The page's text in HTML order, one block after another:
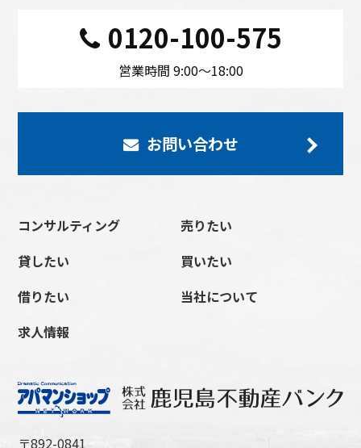
0120-100-575
営業時間 9:00〜18:00
お問い合わせ
コンサルティング
売りたい
貸したい
買いたい
借りたい
当社について
求人情報
〒892-0841